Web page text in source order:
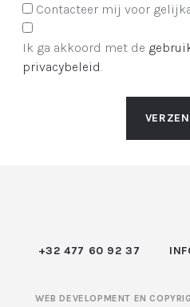
Contacteer mij voor
Ik ga akkoord met de
privacybeleid.
+32 477 60 92 37
WEB DEVELOPMENT EN